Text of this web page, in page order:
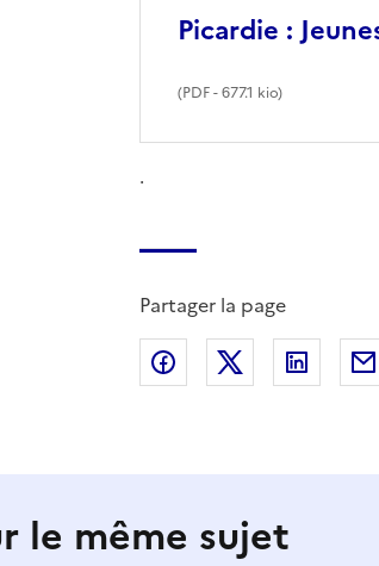
Picardie :
(PDF- 677.1 kio)
.
Partager la page
Partager sur Facebook
Partager sur
le même sujet